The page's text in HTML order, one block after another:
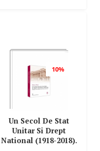
10%
Un Secol De Stat
Unitar Si Drept
National (1918-2018).